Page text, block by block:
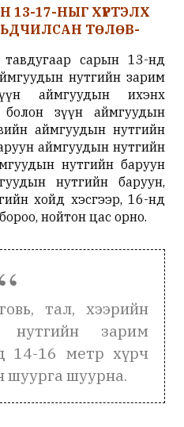
13-17-НЫГ ХҮРТЭЛХ
ТӨЛӨВ-
сарын 13-нд
нутгийн зарим
аймгуудын ихэнх
болон зүүн аймгуудын
аймгуудын нутгийн
аймгуудын нутгийн
нутгийн баруун
нутгийн баруун,
хойд хэсгээр, 16-нд
нойтон цас орно.
тал, хээрийн
нутгийн зарим
14-16 метр хүрч
шуурга шуурна.